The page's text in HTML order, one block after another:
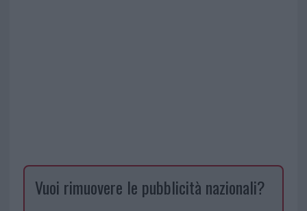
Vuoi rimuovere le pubblicità nazionali?